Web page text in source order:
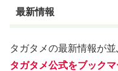
最新情報
タガタメの最新情報が並
タガタメ公式をブック